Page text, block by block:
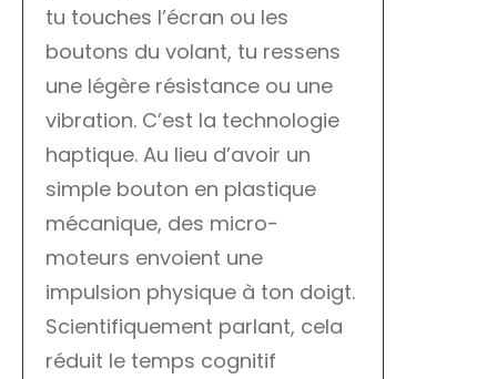
tu touches l’écran ou les
boutons du volant, tu ressens
une légère résistance ou une
vibration. C’est la technologie
haptique. Au lieu d’avoir un
simple bouton en plastique
mécanique, des micro-
moteurs envoient une
impulsion physique à ton doigt.
Scientifiquement parlant, cela
réduit le temps cognitif